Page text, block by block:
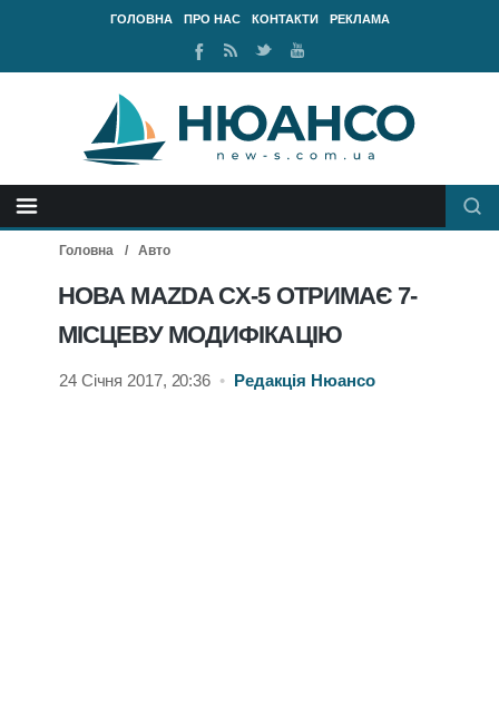
ГОЛОВНА ПРО НАС КОНТАКТИ РЕКЛАМА
Ми
у
RSS
стрічка
Ми
Наш
канал
Головна Авто
НОВА MAZDA CX-5 ОТРИМАЄ 7-
МІСЦЕВУ МОДИФІКАЦІЮ
24 Січня 2017, 20:36 • Редакція Нюансо